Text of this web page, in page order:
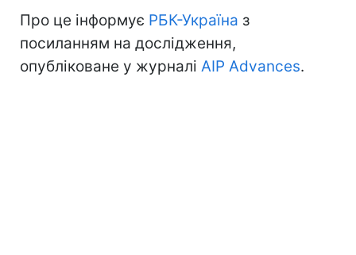
Про це інформує РБК-Україна з
посиланням на дослідження,
опубліковане у журналі AIP Advances.